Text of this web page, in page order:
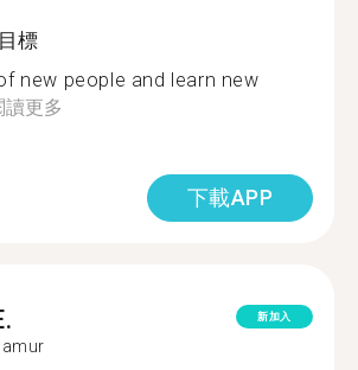
標
new people and learn new
讀更多
下載APP
新加入